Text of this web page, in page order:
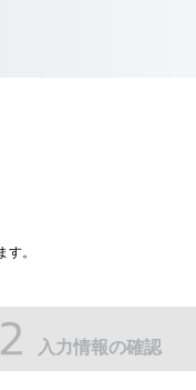
。
入力情報の確認